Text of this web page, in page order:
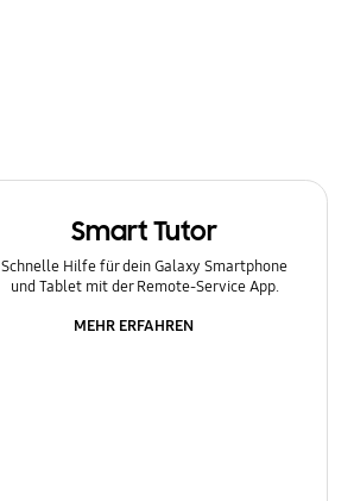
Smart Tutor
Schnelle Hilfe für dein Galaxy Smartphone
und Tablet mit der Remote-Service App.
MEHR ERFAHREN